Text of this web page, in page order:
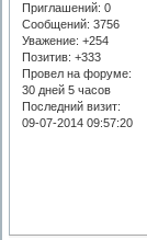
Приглашений: 0
Сообщений: 3756
Уважение: +254
Позитив: +333
Провел на форуме:
30 дней 5 часов
Последний визит:
09-07-2014 09:57:20